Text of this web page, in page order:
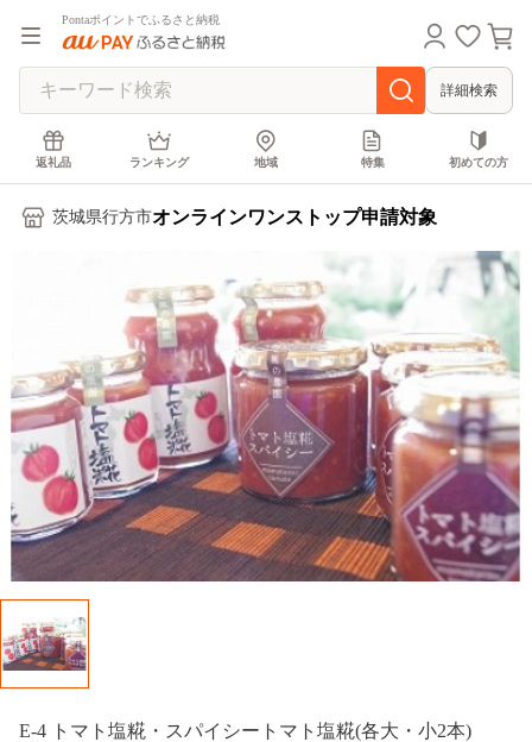
Pontaポイントでふるさと納税
詳細検索
返礼品 ランキング 地域 特集 初めての方
茨城県行方市オンラインワンストップ申請対象
E-4 トマト塩糀・スパイシートマト塩糀(各大・小2本)